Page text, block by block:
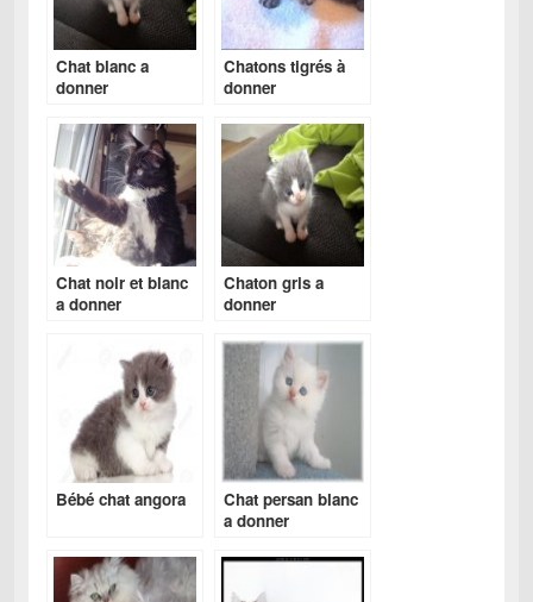
Chat blanc a
donner
Chatons tigrés à
donner
Chat noir et blanc
a donner
Chaton gris a
donner
Bébé chat angora
Chat persan blanc
a donner